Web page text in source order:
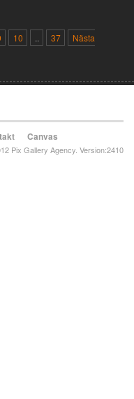
10 .. 37
Nästa
Canvas
Pix Gallery Agency. Version:2410